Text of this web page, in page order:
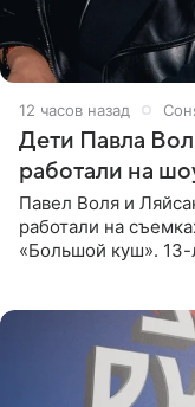
12 часов назад
Дети Павла
работали на
Павел Воля и
работали на
«Большой куш».